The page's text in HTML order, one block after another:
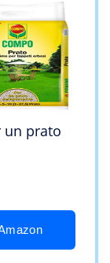
un prato